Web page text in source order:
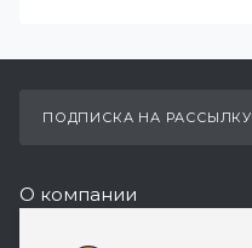
ПОДПИСКА НА РАССЫЛКУ
О компании
Реквизиты